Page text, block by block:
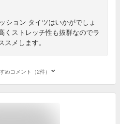
ション タイツはいかがでしょ
くストレッチ性も抜群なのでラ
スメします。
めコメント（2件）